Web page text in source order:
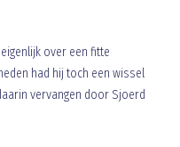
over een fitte
had hij toch een wissel
vervangen door Sjoerd